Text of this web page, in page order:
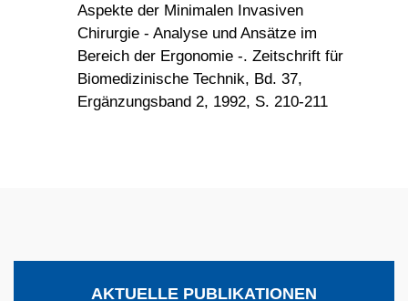
Aspekte der Minimalen Invasiven
Chirurgie - Analyse und Ansätze im
Bereich der Ergonomie -. Zeitschrift für
Biomedizinische Technik, Bd. 37,
Ergänzungsband 2, 1992, S. 210-211
AKTUELLE PUBLIKATIONEN